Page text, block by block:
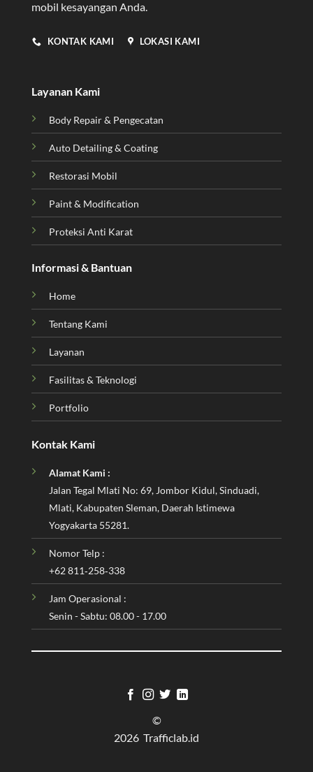
mobil kesayangan Anda.
KONTAK KAMI LOKASI KAMI
Layanan Kami
Body Repair & Pengecatan
Auto Detailing & Coating
Restorasi Mobil
Paint & Modification
Proteksi Anti Karat
Informasi & Bantuan
Home
Tentang Kami
Layanan
Fasilitas & Teknologi
Portfolio
Kontak Kami
Alamat Kami :
Jalan Tegal Mlati No: 69, Jombor Kidul, Sinduadi,
Mlati, Kabupaten Sleman, Daerah Istimewa
Yogyakarta 55281.
Nomor Telp :
‪+62 811‑258‑338‬
Jam Operasional :
Senin - Sabtu: 08.00 - 17.00
©
2026 Trafficlab.id